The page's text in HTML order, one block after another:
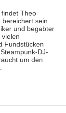
Theo
bereichert sein
und begabter
Fundstücken
DJ-
um den